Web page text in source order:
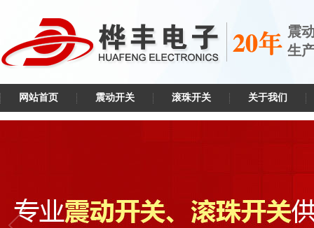
震
生
网站首页 震动开关 滚珠开关 关于我们